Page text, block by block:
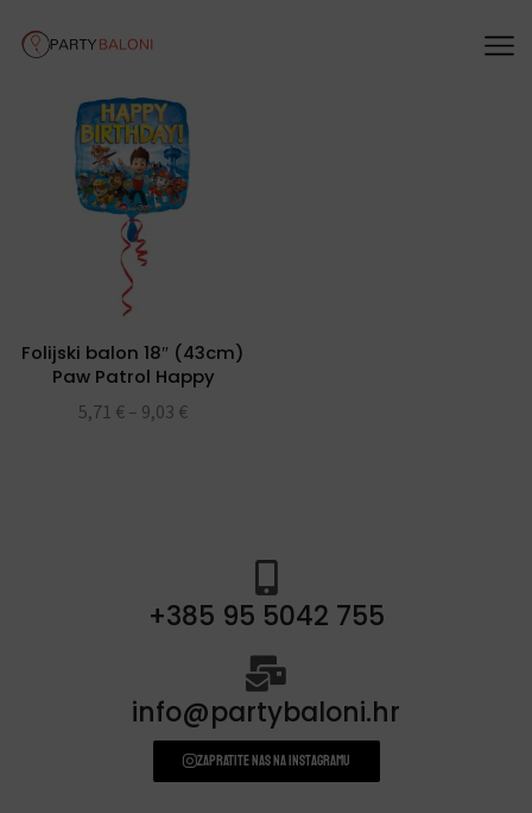
Folijski balon 18″ (43cm)
Paw Patrol Happy
Birthday
5,71 € – 9,03 €
+385 95 5042 755
info@partybaloni.hr
Zapratite nas na instagramu